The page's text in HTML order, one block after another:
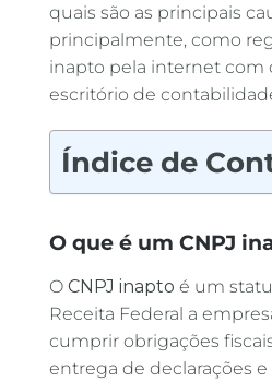
quais são as principais
principalmente, como
inapto pela internet com
escritório de
Índice de
O que é um CNPJ
O CNPJ inapto é um
Receita Federal a
cumprir obrigações
entrega de declarações